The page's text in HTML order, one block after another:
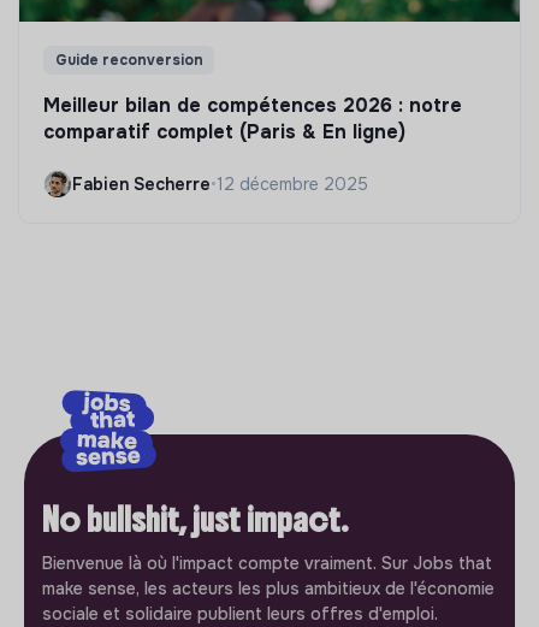
Guide reconversion
Meilleur bilan de compétences 2026 : notre
comparatif complet (Paris & En ligne)
Fabien Secherre•12 décembre 2025
No bullshit, just impact.
Bienvenue là où l'impact compte vraiment. Sur Jobs that
make sense, les acteurs les plus ambitieux de l'économie
sociale et solidaire publient leurs offres d'emploi.